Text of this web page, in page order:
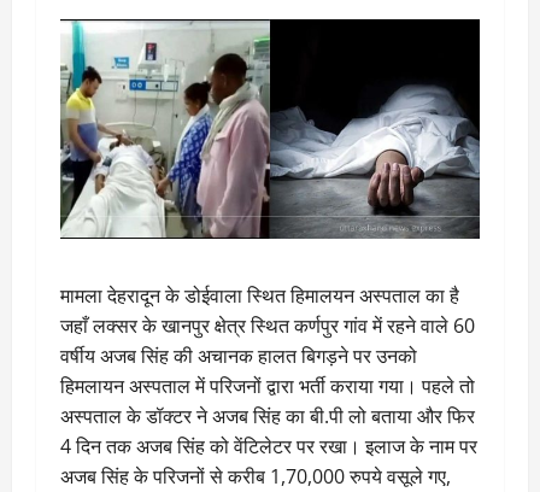
मामला देहरादून के डोईवाला स्थित हिमालयन अस्पताल का है
जहाँ लक्सर के खानपुर क्षेत्र स्थित कर्णपुर गांव में रहने वाले 60
वर्षीय अजब सिंह की अचानक हालत बिगड़ने पर उनको
हिमलायन अस्पताल में परिजनों द्वारा भर्ती कराया गया। पहले तो
अस्पताल के डॉक्टर ने अजब सिंह का बी.पी लो बताया और फिर
4 दिन तक अजब सिंह को वेंटिलेटर पर रखा। इलाज के नाम पर
अजब सिंह के परिजनों से करीब 1,70,000 रुपये वसूले गए,